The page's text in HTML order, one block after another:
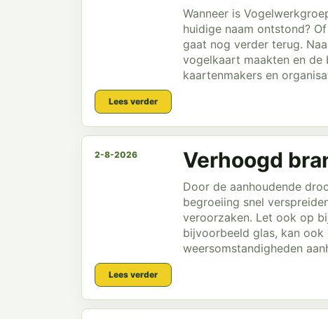
Wanneer is
huidige naam ontstond?
gaat nog verder terug.
vogelkaart maakten en de
kaartenmakers en
Lees verder
2-8-2026 Verhoogd
Door de aanhoudende
begroeiing snel
veroorzaken. Let ook op
bijvoorbeeld glas, kan
weersomstandigheden
Lees verder